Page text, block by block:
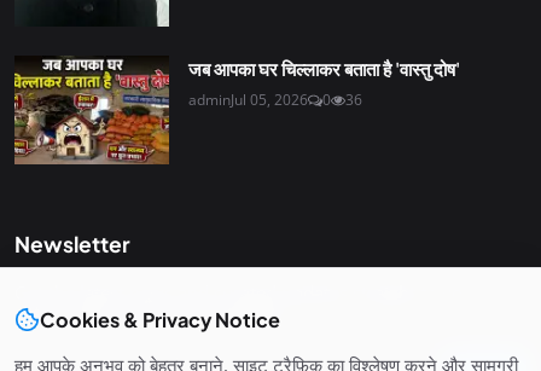
जब आपका घर चिल्लाकर बताता है 'वास्तु दोष'
adminJul 05, 2026 0 36
Newsletter
inbox. Sign up for our newsletter.
Cookies & Privacy Notice
हम आपके अनुभव को बेहतर बनाने, साइट ट्रैफ़िक का विश्लेषण करने और सामग्री